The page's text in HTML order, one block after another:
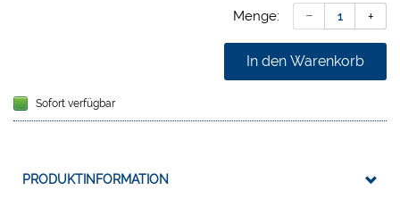
Hochpräzisen und besonders detailgetreuen Ergebnissen
Schneller und wirtschaftlicher CAM-Fertigung
Besonders zahnähnlichen Materialeigenschaften
Für minimalinvasive Rekonstruktionen sowie
Seitenzahnkronen
Non-Prep-Veneer/Tabletop
Menge:
In den Warenkorb
Sofort verfügbar
PRODUKTINFORMATION